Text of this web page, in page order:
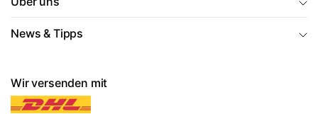
News & Tipps
Wir versenden mit